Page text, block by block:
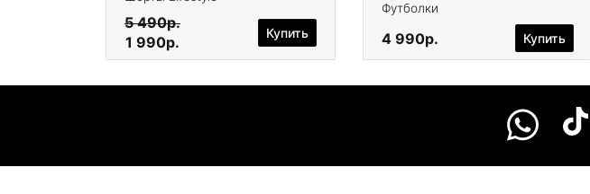
5 490р.
1 990р.
Купить
Футболки
4 990р. Купить